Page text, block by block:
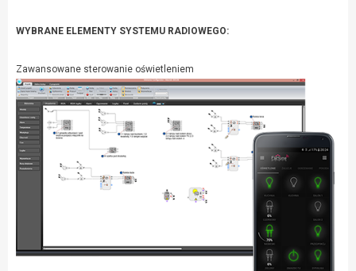
WYBRANE ELEMENTY SYSTEMU RADIOWEGO:
Zawansowane sterowanie oświetleniem